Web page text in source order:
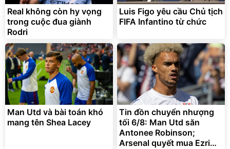
Real không còn hy vọng
trong cuộc đua giành
Rodri
Luis Figo yêu cầu Chủ tịch
FIFA Infantino từ chức
Man Utd và bài toán khó
mang tên Shea Lacey
Tin đồn chuyển nhượng
tối 6/8: Man Utd săn
Antonee Robinson;
Arsenal quyết mua Ezri